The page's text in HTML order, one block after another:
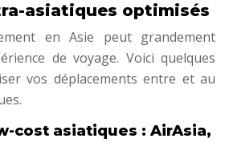
asiatiques optimisés
en Asie peut grandement
de voyage. Voici quelques
vos déplacements entre et au
cost asiatiques : AirAsia,